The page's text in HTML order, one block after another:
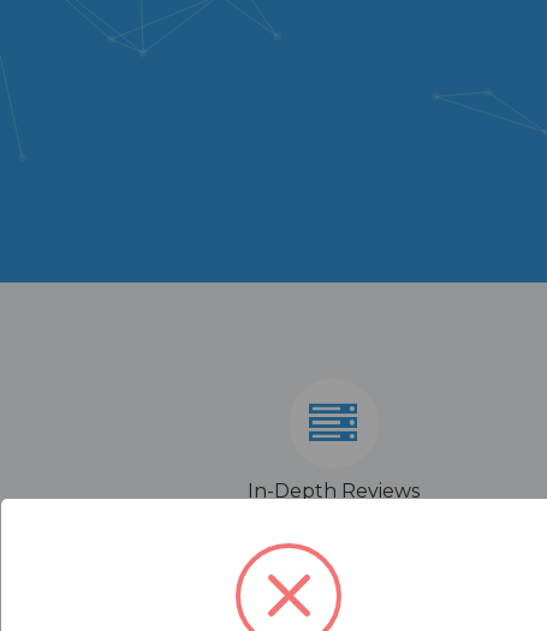
In-Depth Reviews
With our in-depth website analysis
learn how to fix your SEO issues with
clear definitions for each SEO metrics.